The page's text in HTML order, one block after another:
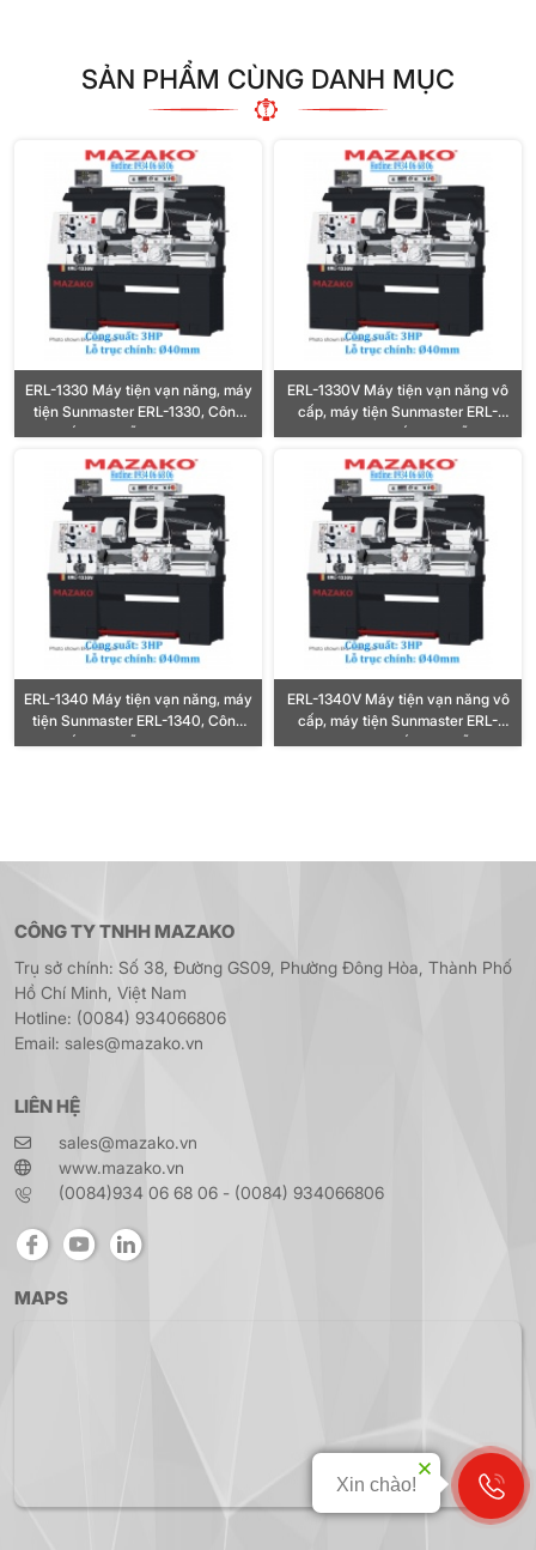
SẢN PHẨM CÙNG DANH MỤC
ERL-1330 Máy tiện vạn năng, máy
tiện Sunmaster ERL-1330, Công
suất 3HP, Lỗ trục Ø40mm
ERL-1330V Máy tiện vạn năng vô
cấp, máy tiện Sunmaster ERL-
1330V, Công suất 3HP, Lỗ trục
Ø40mm
ERL-1340 Máy tiện vạn năng, máy
tiện Sunmaster ERL-1340, Công
suất 3HP, Lỗ trục Ø40mm
ERL-1340V Máy tiện vạn năng vô
cấp, máy tiện Sunmaster ERL-
1340V, Công suất 3HP, Lỗ trục
CÔNG TY TNHH MAZAKO
Trụ sở chính: Số 38, Đường GS09, Phường Đông Hòa, Thành Phố
Hồ Chí Minh, Việt Nam
Hotline: (0084) 934066806
Email: sales@mazako.vn
LIÊN HỆ
sales@mazako.vn
www.mazako.vn
(0084)934 06 68 06 - (0084) 934066806
MAPS
Liên hệ
Xin chào!